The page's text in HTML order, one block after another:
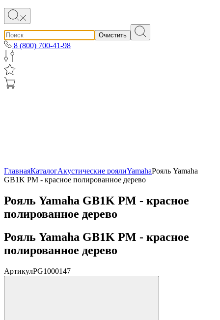
Очистить
8 (800) 700-41-98
ГлавнаяКаталогАкустические роялиYamahaРояль Yamaha
GB1K PM - красное полированное дерево
Рояль Yamaha GB1K PM - красное
полированное дерево
Рояль Yamaha GB1K PM - красное
полированное дерево
АртикулPG1000147